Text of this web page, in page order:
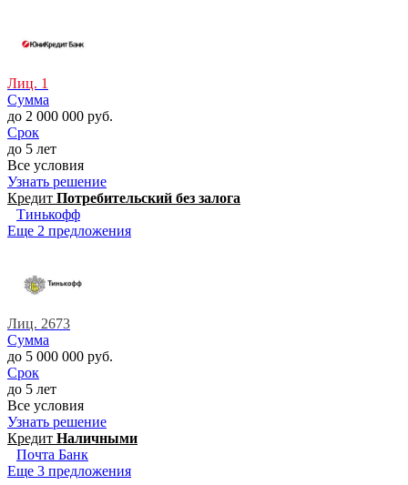
Лиц. 1
Сумма
до 2 000 000 руб.
Срок
до 5 лет
Все условия
Узнать решение
Кредит Потребительский без залога
Тинькофф
Еще 2 предложения
Лиц. 2673
Сумма
до 5 000 000 руб.
Срок
до 5 лет
Все условия
Узнать решение
Кредит Наличными
Почта Банк
Еще 3 предложения